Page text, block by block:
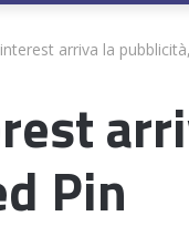
arriva la
Pin